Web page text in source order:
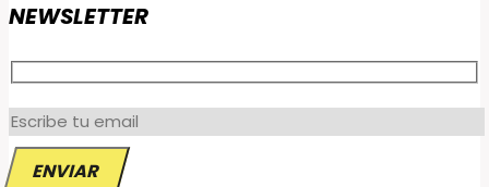
NEWSLETTER